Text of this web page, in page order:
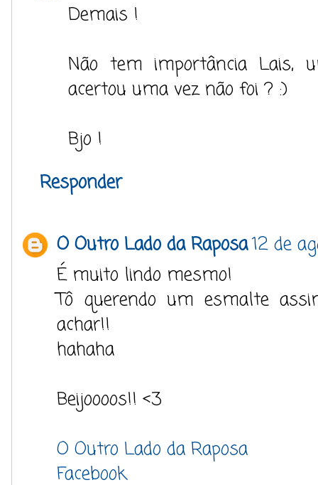
Demais !
Não tem importância Lais,
acertou uma vez não foi ? :)
Bjo !
Responder
O Outro Lado da Raposa12 de
É muito lindo mesmo!
Tô querendo um esmalte
achar!!
hahaha
Beijoooos!! <3
O Outro Lado da Raposa
Facebook